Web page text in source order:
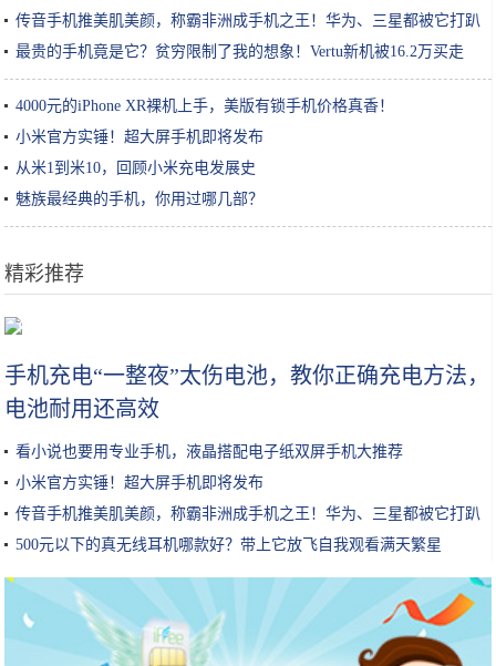
传音手机推美肌美颜，称霸非洲成手机之王！华为、三星都被它打趴
最贵的手机竟是它？贫穷限制了我的想象！Vertu新机被16.2万买走
4000元的iPhone XR裸机上手，美版有锁手机价格真香！
小米官方实锤！超大屏手机即将发布
从米1到米10，回顾小米充电发展史
魅族最经典的手机，你用过哪几部？
精彩推荐
浙江这俩5A景区距离仅300米，一个门票卖到40，另一个却免费参观
手机充电“一整夜”太伤电池，教你正确充电方法，
电池耐用还高效
看小说也要用专业手机，液晶搭配电子纸双屏手机大推荐
小米官方实锤！超大屏手机即将发布
传音手机推美肌美颜，称霸非洲成手机之王！华为、三星都被它打趴
500元以下的真无线耳机哪款好？带上它放飞自我观看满天繁星